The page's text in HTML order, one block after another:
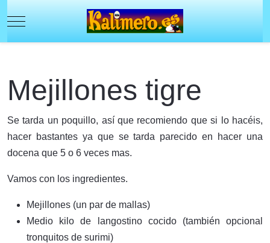
Mobile Menu Toggle
Mejillones tigre
Se tarda un poquillo, así que recomiendo que si lo hacéis,
hacer bastantes ya que se tarda parecido en hacer una
docena que 5 o 6 veces mas.
Vamos con los ingredientes.
Mejillones (un par de mallas)
Medio kilo de langostino cocido (también opcional
tronquitos de surimi)